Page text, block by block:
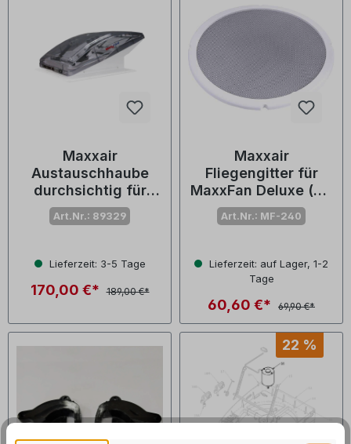
Maxxair
Austauschhaube
durchsichtig für
Dachventilator
MAXXFAN deluxe
Art.Nr.: 89329
Lieferzeit: 3-5 Tage
170,00 €* 189,00 €*
Maxxair
Fliegengitter für
MaxxFan Deluxe (Nr.
05-30925)
Art.Nr.: MF-240
Lieferzeit: auf Lager, 1-2
Tage
60,60 €* 69,90 €*
22 %